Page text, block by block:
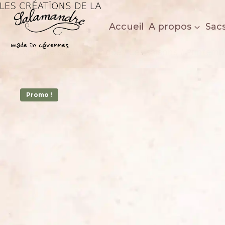
Aller
contenu
Les créations de la salamandre
made in cévennes
Accueil A propos
Echoppe salamandingue
Promo !
20